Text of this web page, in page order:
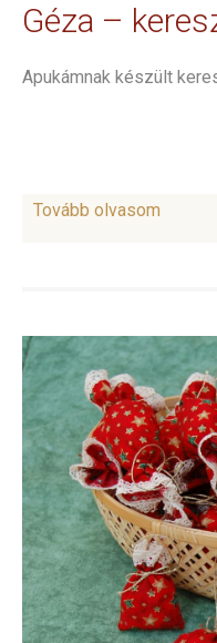
Géza –
Apukámnak készült
Tovább olvasom